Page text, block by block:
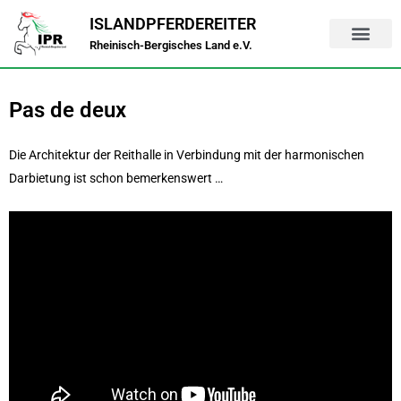
Zum
Inhalt
springen
ISLANDPFERDEREITER
Rheinisch-Bergisches Land e.V.
Pas de deux
Die Architektur der Reithalle in Verbindung mit der harmonischen
Darbietung ist schon bemerkenswert …